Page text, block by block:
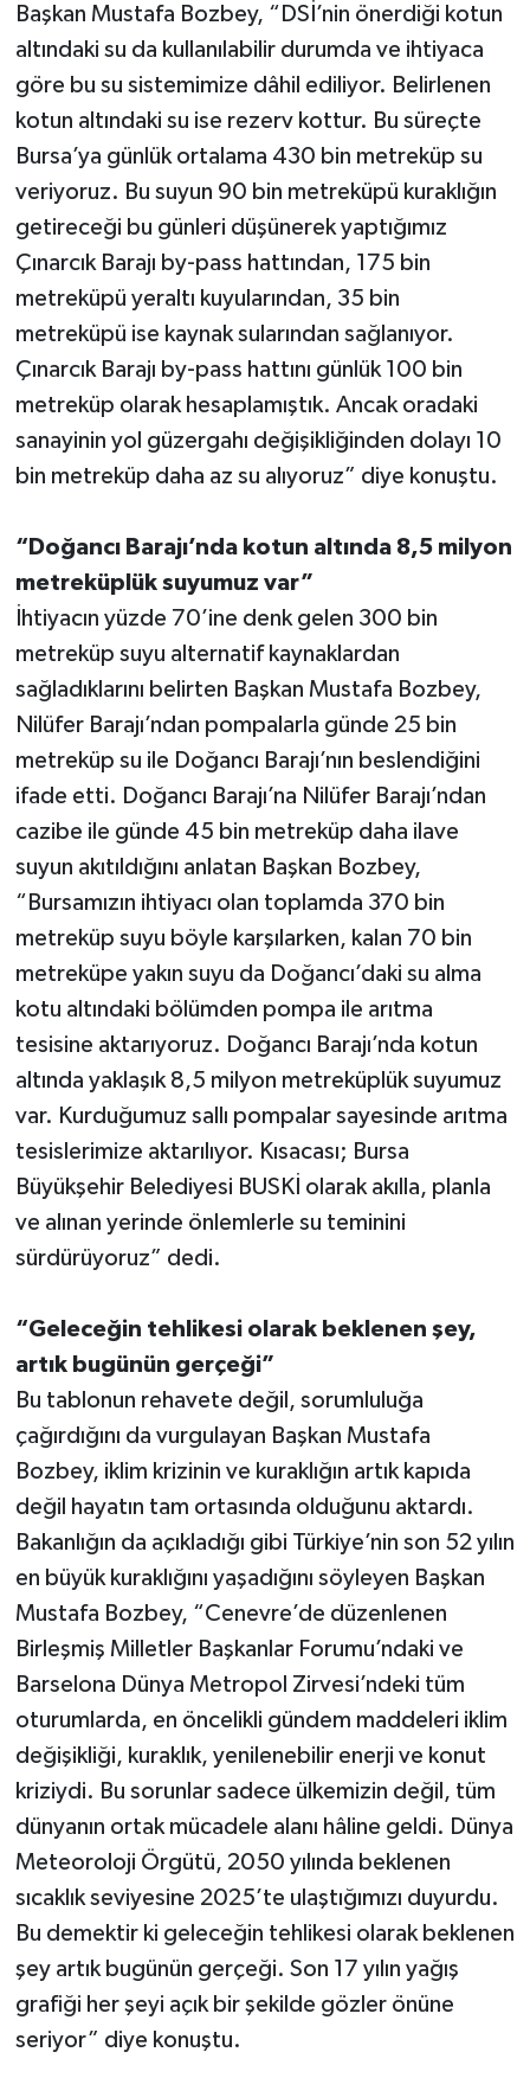
Başkan Mustafa Bozbey, “DSİ’nin önerdiği kotun
altındaki su da kullanılabilir durumda ve ihtiyaca
göre bu su sistemimize dâhil ediliyor. Belirlenen
kotun altındaki su ise rezerv kottur. Bu süreçte
Bursa’ya günlük ortalama 430 bin metreküp su
veriyoruz. Bu suyun 90 bin metreküpü kuraklığın
getireceği bu günleri düşünerek yaptığımız
Çınarcık Barajı by-pass hattından, 175 bin
metreküpü yeraltı kuyularından, 35 bin
metreküpü ise kaynak sularından sağlanıyor.
Çınarcık Barajı by-pass hattını günlük 100 bin
metreküp olarak hesaplamıştık. Ancak oradaki
sanayinin yol güzergahı değişikliğinden dolayı 10
bin metreküp daha az su alıyoruz” diye konuştu.
“Doğancı Barajı’nda kotun altında 8,5 milyon
metreküplük suyumuz var”
İhtiyacın yüzde 70’ine denk gelen 300 bin
metreküp suyu alternatif kaynaklardan
sağladıklarını belirten Başkan Mustafa Bozbey,
Nilüfer Barajı’ndan pompalarla günde 25 bin
metreküp su ile Doğancı Barajı’nın beslendiğini
ifade etti. Doğancı Barajı’na Nilüfer Barajı’ndan
cazibe ile günde 45 bin metreküp daha ilave
suyun akıtıldığını anlatan Başkan Bozbey,
“Bursamızın ihtiyacı olan toplamda 370 bin
metreküp suyu böyle karşılarken, kalan 70 bin
metreküpe yakın suyu da Doğancı’daki su alma
kotu altındaki bölümden pompa ile arıtma
tesisine aktarıyoruz. Doğancı Barajı’nda kotun
altında yaklaşık 8,5 milyon metreküplük suyumuz
var. Kurduğumuz sallı pompalar sayesinde arıtma
tesislerimize aktarılıyor. Kısacası; Bursa
Büyükşehir Belediyesi BUSKİ olarak akılla, planla
ve alınan yerinde önlemlerle su teminini
sürdürüyoruz” dedi.
“Geleceğin tehlikesi olarak beklenen şey,
artık bugünün gerçeği”
Bu tablonun rehavete değil, sorumluluğa
çağırdığını da vurgulayan Başkan Mustafa
Bozbey, iklim krizinin ve kuraklığın artık kapıda
değil hayatın tam ortasında olduğunu aktardı.
Bakanlığın da açıkladığı gibi Türkiye’nin son 52 yılın
en büyük kuraklığını yaşadığını söyleyen Başkan
Mustafa Bozbey, “Cenevre’de düzenlenen
Birleşmiş Milletler Başkanlar Forumu’ndaki ve
Barselona Dünya Metropol Zirvesi’ndeki tüm
oturumlarda, en öncelikli gündem maddeleri iklim
değişikliği, kuraklık, yenilenebilir enerji ve konut
kriziydi. Bu sorunlar sadece ülkemizin değil, tüm
dünyanın ortak mücadele alanı hâline geldi. Dünya
Meteoroloji Örgütü, 2050 yılında beklenen
sıcaklık seviyesine 2025’te ulaştığımızı duyurdu.
Bu demektir ki geleceğin tehlikesi olarak beklenen
şey artık bugünün gerçeği. Son 17 yılın yağış
grafiği her şeyi açık bir şekilde gözler önüne
seriyor” diye konuştu.